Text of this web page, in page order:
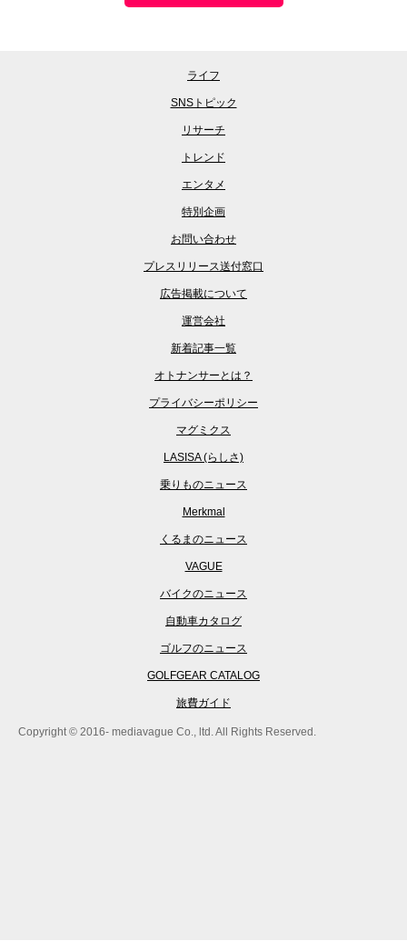
ライフ
SNSトピック
リサーチ
トレンド
エンタメ
特別企画
お問い合わせ
プレスリリース送付窓口
広告掲載について
運営会社
新着記事一覧
オトナンサーとは？
プライバシーポリシー
マグミクス
LASISA (らしさ)
乗りものニュース
Merkmal
くるまのニュース
VAGUE
バイクのニュース
自動車カタログ
ゴルフのニュース
GOLFGEAR CATALOG
旅費ガイド
Copyright © 2016- mediavague Co., ltd. All Rights Reserved.